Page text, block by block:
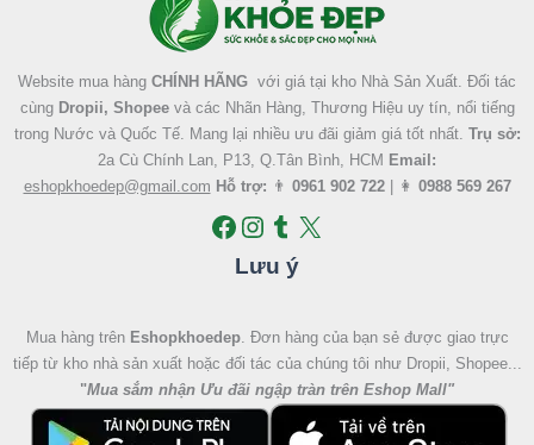
Website mua hàng CHÍNH HÃNG với giá tại kho Nhà Sản Xuất. Đối tác
cùng Dropii, Shopeevà các Nhãn Hàng, Thương Hiệu uy tín, nổi tiếng
trong Nước và Quốc Tế. Mang lại nhiều ưu đãi giảm giá tốt nhất. Trụ sở:
2a Cù Chính Lan, P13, Q.Tân Bình, HCM Email:
eshopkhoedep@gmail.com Hỗ trợ: 👨 0961 902 722| 👩 0988 569 267
Lưu ý
Mua hàng trên Eshopkhoedep. Đơn hàng của bạn sẻ được giao trực
tiếp từ kho nhà sản xuất hoặc đối tác của chúng tôi như Dropii, Shopee...
"Mua sắm nhận Ưu đãi ngập tràn trên Eshop Mall"